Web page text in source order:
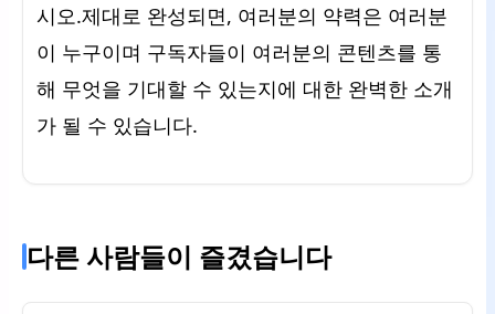
시오.제대로 완성되면, 여러분의 약력은 여러분
이 누구이며 구독자들이 여러분의 콘텐츠를 통
해 무엇을 기대할 수 있는지에 대한 완벽한 소개
가 될 수 있습니다.
다른 사람들이 즐겼습니다